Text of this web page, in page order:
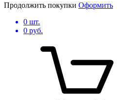
Продолжить покупки Оформить
0 шт.
0 руб.